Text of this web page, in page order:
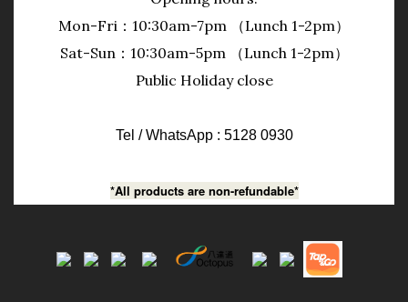
Mon-Fri：10:30am-7pm （Lunch 1-2pm）
Sat-Sun：10:30am-5pm （Lunch 1-2pm）
Public Holiday close
Tel / WhatsApp : 5128 0930
*All products are non-refundable*